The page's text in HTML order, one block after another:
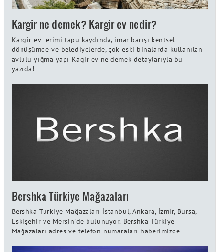
Kargir ne demek? Kargir ev nedir?
Kargir ev terimi tapu kaydında, imar barışı kentsel
dönüşümde ve belediyelerde, çok eski binalarda kullanılan
avlulu yığma yapı Kagir ev ne demek detaylarıyla bu
yazıda!
Bershka Türkiye Mağazaları
Bershka Türkiye Mağazaları İstanbul, Ankara, İzmir, Bursa,
Eskişehir ve Mersin'de bulunuyor. Bershka Türkiye
Mağazaları adres ve telefon numaraları haberimizde